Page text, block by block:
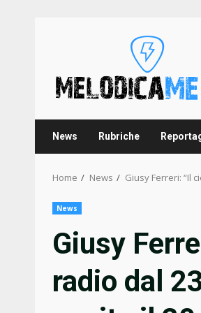
News Rubriche
Home News Giusy Ferreri: “Il
News
Giusy
radio dal